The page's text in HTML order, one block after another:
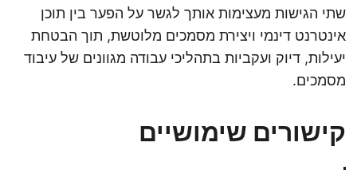
שתי הגישות מעצימות אותך לגשר על הפער בין תוכן
אינטרנט דינמי ויצירת מסמכים מלוטשת, תוך הבטחת
יעילות, דיוק ועקביות בתהליכי עבודה מגוונים של עיבוד
מסמכים.
קישורים שימושיים